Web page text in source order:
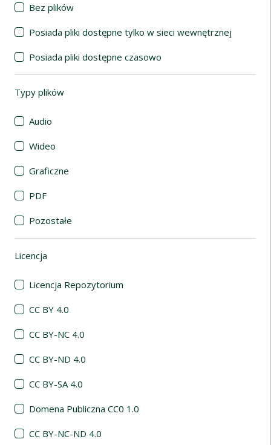
Bez plików
Posiada pliki dostępne tylko w sieci wewnętrznej
Posiada pliki dostępne czasowo
Typy plików
Audio
Wideo
Graficzne
PDF
Pozostałe
Licencja
Licencja Repozytorium
CC BY 4.0
CC BY-NC 4.0
CC BY-ND 4.0
CC BY-SA 4.0
Domena Publiczna CC0 1.0
CC BY-NC-ND 4.0